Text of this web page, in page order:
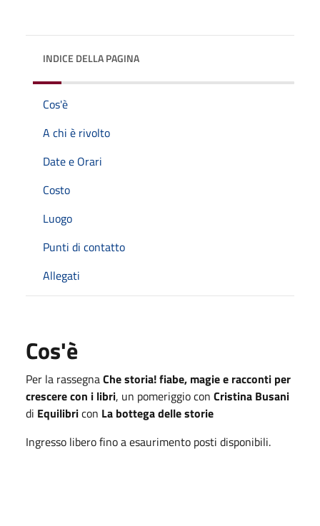
INDICE DELLA PAGINA
Cos'è
A chi è rivolto
Date e Orari
Costo
Luogo
Punti di contatto
Allegati
Cos'è
Per la rassegnaChe storia! fiabe, magie e racconti per
crescere con i libri, un pomeriggio con Cristina Busani
di Equilibricon La bottega delle storie
Ingresso libero fino a esaurimento posti disponibili.